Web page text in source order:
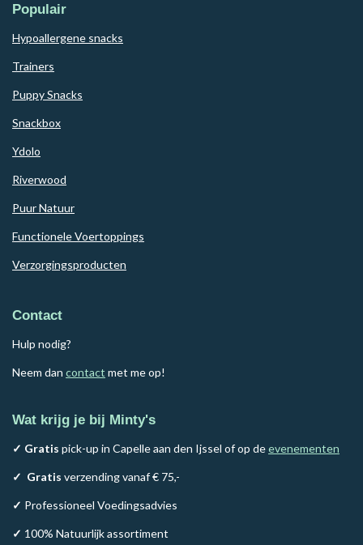
Populair
Hypoallergene snacks
Trainers
Puppy Snacks
Snackbox
Ydolo
Riverwood
Puur Natuur
Functionele Voertoppings
Verzorgingsproducten
Contact
Hulp nodig?
Neem dan contact met me op!
Wat krijg je bij Minty's
✓ Gratis pick-up in Capelle aan den Ijssel of op deevenementen
✓ Gratis verzending vanaf € 75,-
✓ Professioneel Voedingsadvies
✓ 100% Natuurlijk assortiment